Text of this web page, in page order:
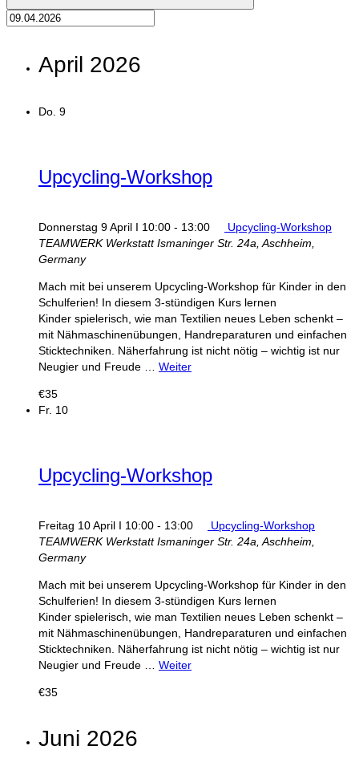
April 2026
Do. 9
Upcycling‑Workshop
Donnerstag 9 April I 10:00 - 13:00
Upcycling‑Workshop
TEAMWERK WerkstattIsmaninger Str. 24a, Aschheim,
Germany
Mach mit bei unserem Upcycling-Workshop für Kinder in den
Schulferien! In diesem 3‑stündigen Kurs lernen
Kinder spielerisch, wie man Textilien neues Leben schenkt –
mit Nähmaschinenübungen, Handreparaturen und einfachen
Sticktechniken. Näherfahrung ist nicht nötig – wichtig ist nur
Neugier und Freude … Weiter
€35
Fr. 10
Upcycling‑Workshop
Freitag 10 April I 10:00 - 13:00
Upcycling‑Workshop
TEAMWERK WerkstattIsmaninger Str. 24a, Aschheim,
Germany
Mach mit bei unserem Upcycling-Workshop für Kinder in den
Schulferien! In diesem 3‑stündigen Kurs lernen
Kinder spielerisch, wie man Textilien neues Leben schenkt –
mit Nähmaschinenübungen, Handreparaturen und einfachen
Sticktechniken. Näherfahrung ist nicht nötig – wichtig ist nur
Neugier und Freude … Weiter
€35
Juni 2026